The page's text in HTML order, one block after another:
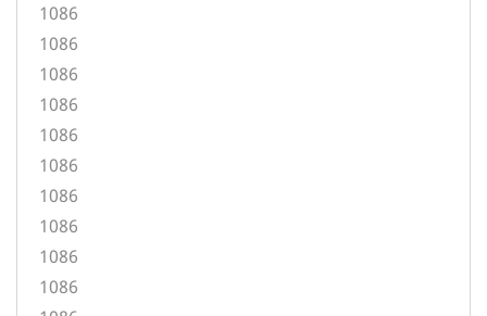
1086
1086
1086
1086
1086
1086
1086
1086
1086
1086